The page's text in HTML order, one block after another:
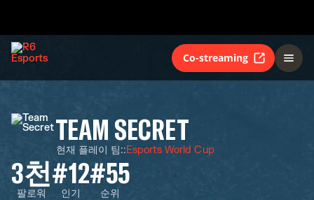
Co-streaming
TEAM SECRET
현재 플레이 팀::Esports World Cup
3천
팔로워
#12
인기
#55
순위